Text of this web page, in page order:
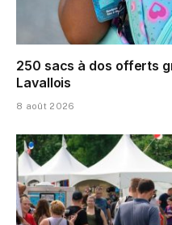
250 sacs à dos offerts
Lavallois
8 août 2026